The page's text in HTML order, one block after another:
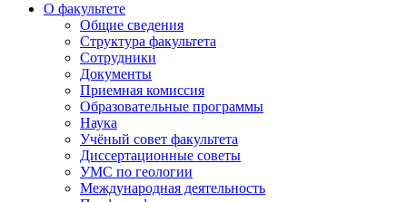
О факультете
Общие сведения
Структура факультета
Сотрудники
Документы
Приемная комиссия
Образовательные программы
Наука
Учёный совет факультета
Диссертационные советы
УМС по геологии
Международная деятельность